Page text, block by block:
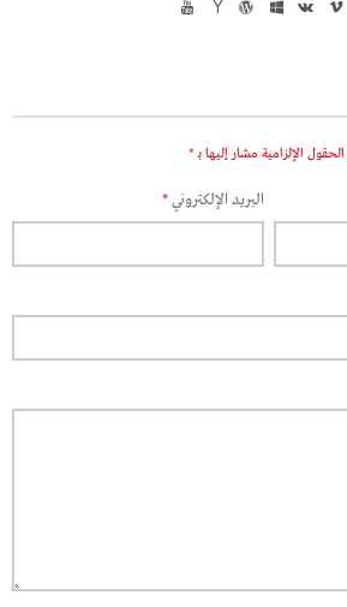
الحقول الإلزامية مشار إليها بـ *
البريد الإلكتروني*